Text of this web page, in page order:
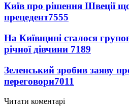
Київ про рішення Швеції
прецедент7555
На Київщині сталося
річної дівчини 7189
Зеленський зробив заяву
переговори7011
Читати коментарі